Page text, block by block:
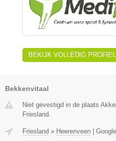
BEKIJK VOLLEDIG PROFIEL
Bekkenvitaal
Niet gevestigd in de plaats
Friesland.
Friesland » Heerenveen